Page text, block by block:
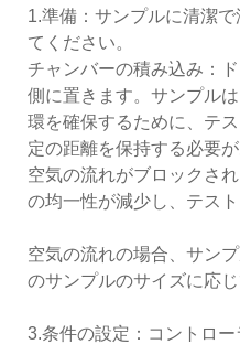
1.準備：サンプルに清潔
てください。
チャンバーの積み込み：
側に置きます。サンプル
環を確保するために、テ
定の距離を保持する必要
空気の流れがブロックさ
の均一性が減少し、テス
空気の流れの場合、サン
のサンプルのサイズに応じ
3.条件の設定：コントロ